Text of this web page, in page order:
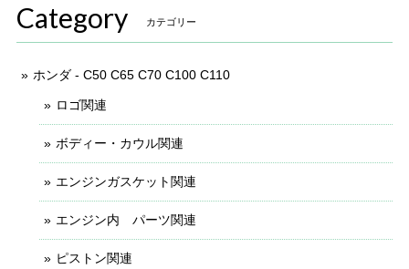
Category カテゴリー
ホンダ - C50 C65 C70 C100 C110
ロゴ関連
ボディー・カウル関連
エンジンガスケット関連
エンジン内 パーツ関連
ピストン関連